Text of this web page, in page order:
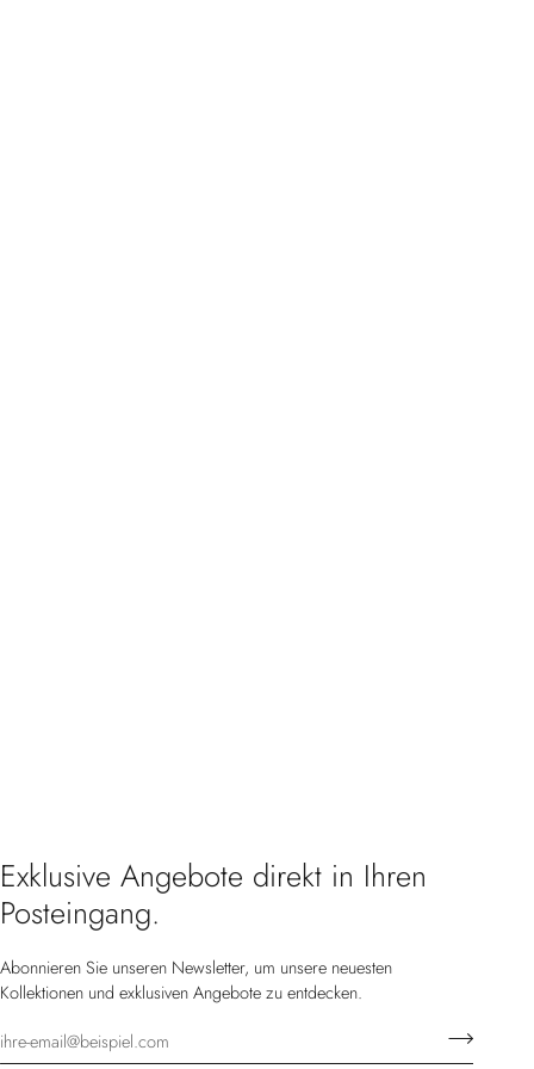
Exklusive Angebote direkt in Ihren
Posteingang.
Abonnieren Sie unseren Newsletter, um unsere neuesten
Kollektionen und exklusiven Angebote zu entdecken.